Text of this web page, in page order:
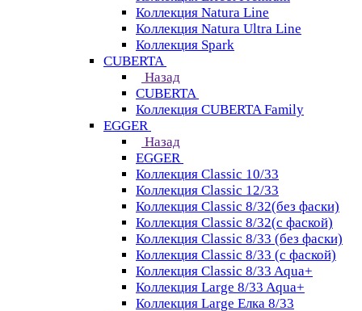
Коллекция Natura Line
Коллекция Natura Ultra Line
Коллекция Spark
CUBERTA
Назад
CUBERTA
Коллекция CUBERTA Family
EGGER
Назад
EGGER
Коллекция Classic 10/33
Коллекция Classic 12/33
Коллекция Classic 8/32(без фаски)
Коллекция Classic 8/32(с фаской)
Коллекция Classic 8/33 (без фаски)
Коллекция Classic 8/33 (с фаской)
Коллекция Classic 8/33 Aqua+
Коллекция Large 8/33 Aqua+
Коллекция Large Елка 8/33